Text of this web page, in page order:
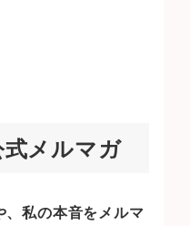
メルマガ
私の本音をメルマ